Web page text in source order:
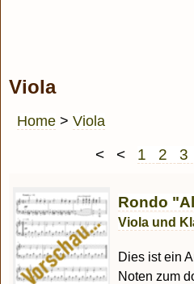
Viola
Home > Viola
< < 1 2 3
Rondo
Viola und
Dies ist ein
Noten zum